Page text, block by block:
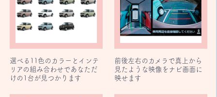
選べる11色のカラーとインテ
リアの組み合わせであなただ
けの1台が見つかります
前後左右のカメラで真上から
見たような映像をナビ画面に
映せます